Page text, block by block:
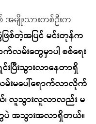
အမျိုးသားတစ်ဦးက
စ်တဲ့အပြင် မင်းတုန်က
က်လမ်းတွေမှာပါ စစ်ရေး
ပြီးသွားလာနေတာရှိ
းမပေါ်ရောက်လာလိုက်
၊ လူသွားလူလာလည်း မ
ပဲ အသွားအလာရှိတယ်။